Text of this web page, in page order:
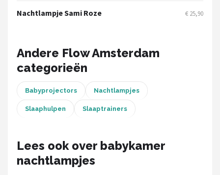
Alle merken →
Nachtlampje Sami Roze € 25,90
Andere Flow Amsterdam
categorieën
Babyprojectors Nachtlampjes
Slaaphulpen Slaaptrainers
Lees ook over babykamer
nachtlampjes